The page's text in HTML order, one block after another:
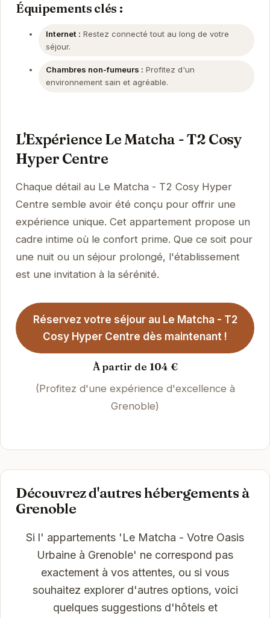
Équipements clés :
Internet : Restez connecté tout au long de votre
séjour.
Chambres non-fumeurs : Profitez d'un
environnement sain et agréable.
L'Expérience Le Matcha - T2 Cosy
Hyper Centre
Chaque détail au Le Matcha - T2 Cosy Hyper
Centre semble avoir été conçu pour offrir une
expérience unique. Cet appartement propose un
cadre intime où le confort prime. Que ce soit pour
une nuit ou un séjour prolongé, l'établissement
est une invitation à la sérénité.
Réservez votre séjour au Le Matcha - T2
Cosy Hyper Centre dès maintenant !
À partir de 104 €
(Profitez d'une expérience d'excellence à
Grenoble)
Découvrez d'autres hébergements à
Grenoble
Si l' appartements 'Le Matcha - Votre Oasis
Urbaine à Grenoble' ne correspond pas
exactement à vos attentes, ou si vous
souhaitez explorer d'autres options, voici
quelques suggestions d'hôtels et